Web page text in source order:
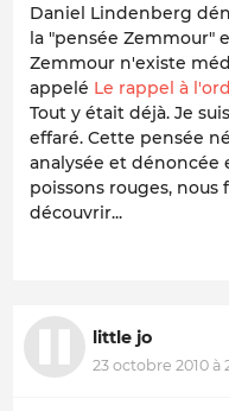
Daniel Lindenberg
la "pensée Zemmour"
Zemmour n'existe
appelé Le rappel à
Tout y était déjà. Je
effaré. Cette pensée
analysée et dénoncée
poissons rouges,
découvrir...
little jo
23 octobre 2010 à